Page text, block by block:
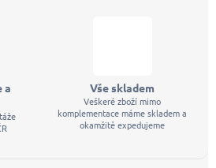
a
Vše skladem
Veškeré zboží mimo
komplementace máme skladem a
okamžitě expedujeme